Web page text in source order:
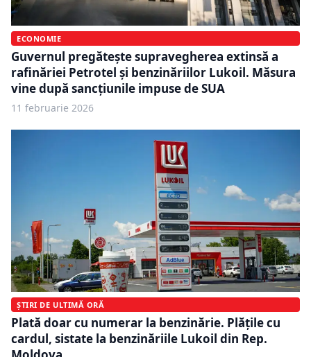
ECONOMIE
Guvernul pregătește supravegherea extinsă a
rafinăriei Petrotel și benzinăriilor Lukoil. Măsura
vine după sancțiunile impuse de SUA
11 februarie 2026
ȘTIRI DE ULTIMĂ ORĂ
Plată doar cu numerar la benzinărie. Plățile cu
cardul, sistate la benzinăriile Lukoil din Rep.